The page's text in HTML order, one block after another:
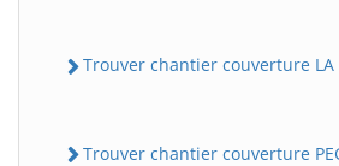
Trouver chantier couverture LA
Trouver chantier couverture